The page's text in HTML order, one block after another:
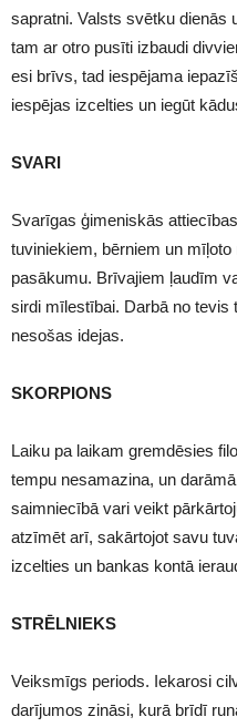
sapratni. Valsts svētku dienās
tam ar otro pusīti izbaudi
esi brīvs, tad iespējama
iespējas izcelties un iegūt
SVARI
Svarīgas ģimeniskās
tuviniekiem, bērniem un
pasākumu. Brīvajiem ļaudīm
sirdi mīlestībai. Darbā no tevis
nesošas idejas.
SKORPIONS
Laiku pa laikam gremdēsies
tempu nesamazina, un
saimniecībā vari veikt
atzīmēt arī, sakārtojot savu
izcelties un bankas kontā
STRĒLNIEKS
Veiksmīgs periods. Iekarosi
darījumos zināsi, kurā brīdī